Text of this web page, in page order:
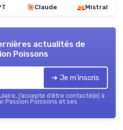
Claude Mistral
actualités de
Poissons
➔ Je m'inscris
j’accepte d’être contacté(e) à
Passion Poissons et ses